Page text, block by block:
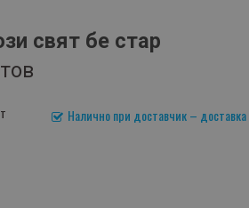
свят бе стар
Налично при доставчик –